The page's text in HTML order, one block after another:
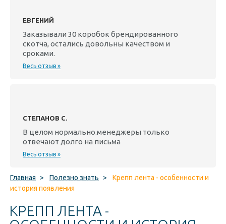
ЕВГЕНИЙ
Заказывали 30 коробок брендированного
скотча, остались довольны качеством и
сроками.
Весь отзыв »
СТЕПАНОВ С.
В целом нормально.менеджеры только
отвечают долго на письма
Весь отзыв »
Главная > Полезно знать >
Крепп лента - особенности и
история появления
КРЕПП ЛЕНТА -